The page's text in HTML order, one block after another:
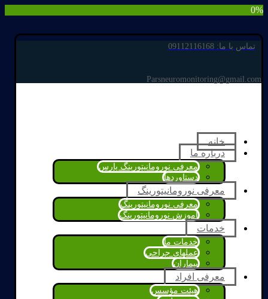
0%
تماس با ما: 09112116168
Parsneuromonitoring@gmail.com
خانه
درباره ما
معرفی نورومانیتورینگ پارس
دستاوردها
معرفی نورومانیتورینگ
معرفی نورومانیتورینگ
آموزش نورومانیتورینگ
خدمات
خدمات ما
عملهای جراحی
بیماران
معرفی افراد
هیئت مؤسس